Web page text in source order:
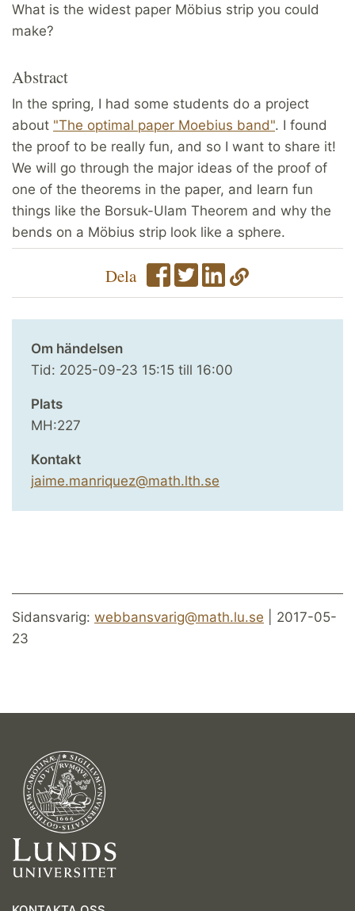
What is the widest paper Möbius strip you could
make?
Abstract
In the spring, I had some students do a project
about "The optimal paper Moebius band". I found
the proof to be really fun, and so I want to share it!
We will go through the major ideas of the proof of
one of the theorems in the paper, and learn fun
things like the Borsuk-Ulam Theorem and why the
bends on a Möbius strip look like a sphere.
Dela
Om händelsen
Tid: 2025-09-23 15:15 till 16:00
Plats
MH:227
Kontakt
jaime.manriquez@math.lth.se
Sidansvarig: webbansvarig@math.lu.se | 2017-05-
23